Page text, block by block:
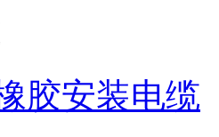
胶安装电缆